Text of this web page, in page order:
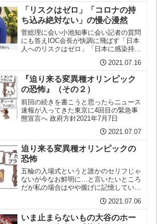
「リスクはゼロ」「コロナの持
ち込み絶対ない」の慢心漫然
菅総理に会い小池知事に会い記者の質問
にも答えIOC会長が快調に飛ばす「日本
人へのリスクはゼロ」「日本に感染持ち
かりと機能している」でもやっぱりバカ
かもしれない、、上機嫌一転「検査体制
機能している」バッハ会...
2021.07.16
『迫り来る変異種オリンピック
の恐怖』（その２）
前回の続きを書こうと思ったらニュース
速報が入ってきた東京に4回目の緊急事
態宣言へ 政府方針2021年7月7日
2021.07.07
迫り来る変異種オリンピックの
恐怖
五輪の入場式というと誰かのセリフじゃ
ないが今なお鮮明に…と言いたいところ
だが私の場合はやや朧げに記憶している
しえたであろう#水際の不手際 No. 162
迫り来る変異種オリンピックの恐怖こん
にちわ ♪ こ...
2021.07.06
いま止まらないもの大谷のホー